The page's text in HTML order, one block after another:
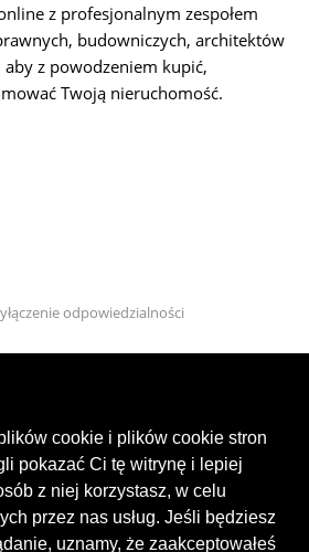
z profesjonalnym zespołem
budowniczych, architektów
z powodzeniem kupić,
Twoją nieruchomość.
odpowiedzialności
cookie i plików cookie stron
pokazać Ci tę witrynę i lepiej
z niej korzystasz, w celu
przez nas usług. Jeśli będziesz
uznamy, że zaakceptowałeś